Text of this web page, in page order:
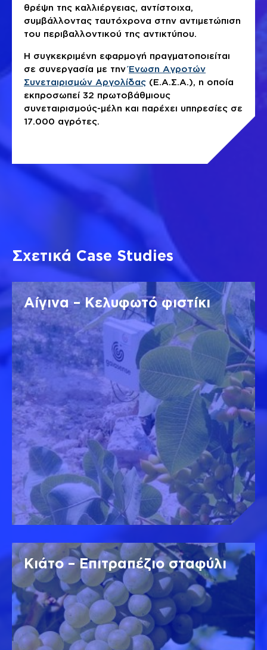
θρέψη της καλλιέργειας, αντίστοιχα,
συμβάλλοντας ταυτόχρονα στην αντιμετώπιση
του περιβαλλοντικού της αντικτύπου.
Η συγκεκριμένη εφαρμογή πραγματοποιείται
σε συνεργασία με τηνΈνωση Αγροτών
Συνεταιρισμών Αργολίδας (Ε.Α.Σ.Α.), η οποία
εκπροσωπεί 32 πρωτοβάθμιους
συνεταιρισμούς-μέλη και παρέχει υπηρεσίες σε
17.000 αγρότες.
Σχετικά Case Studies
Αίγινα – Κελυφωτό φιστίκι
Κιάτο – Επιτραπέζιο σταφύλι